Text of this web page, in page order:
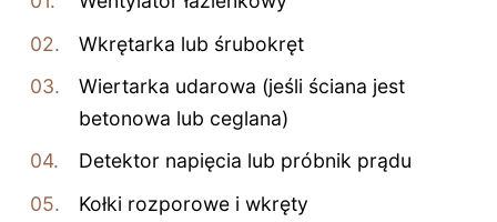
Wkrętarka lub śrubokręt
Wiertarka udarowa (jeśli ściana jest
betonowa lub ceglana)
Detektor napięcia lub próbnik prądu
Kołki rozporowe i wkręty